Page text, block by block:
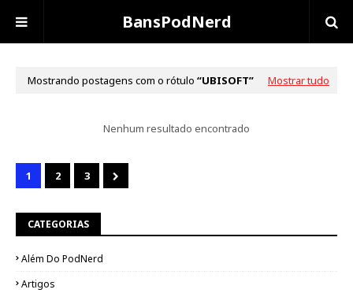
BansPodNerd
Mostrando postagens com o rótulo UBISOFT Mostrar tudo
Nenhum resultado encontrado
1 2 3
CATEGORIAS
Além Do PodNerd
Artigos